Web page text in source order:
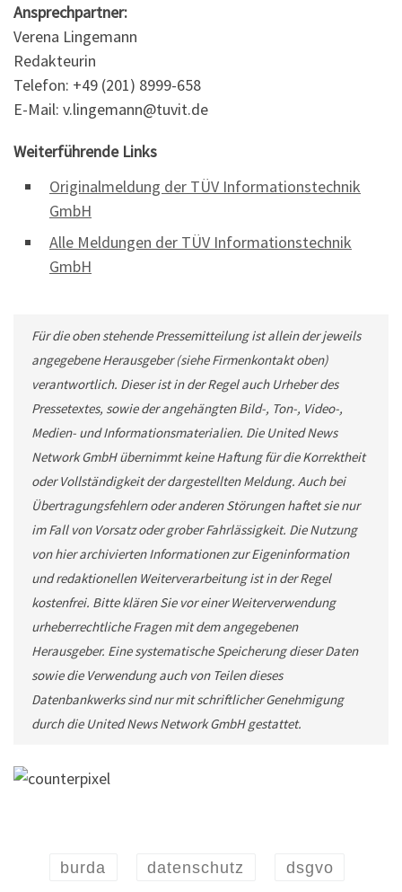
Ansprechpartner:
Verena Lingemann
Redakteurin
Telefon: +49 (201) 8999-658
E-Mail: v.lingemann@tuvit.de
Weiterführende Links
Originalmeldung der TÜV Informationstechnik
GmbH
Alle Meldungen der TÜV Informationstechnik
GmbH
Für die oben stehende Pressemitteilung ist allein der jeweils
angegebene Herausgeber (siehe Firmenkontakt oben)
verantwortlich. Dieser ist in der Regel auch Urheber des
Pressetextes, sowie der angehängten Bild-, Ton-, Video-,
Medien- und Informationsmaterialien. Die United News
Network GmbH übernimmt keine Haftung für die Korrektheit
oder Vollständigkeit der dargestellten Meldung. Auch bei
Übertragungsfehlern oder anderen Störungen haftet sie nur
im Fall von Vorsatz oder grober Fahrlässigkeit. Die Nutzung
von hier archivierten Informationen zur Eigeninformation
und redaktionellen Weiterverarbeitung ist in der Regel
kostenfrei. Bitte klären Sie vor einer Weiterverwendung
urheberrechtliche Fragen mit dem angegebenen
Herausgeber. Eine systematische Speicherung dieser Daten
sowie die Verwendung auch von Teilen dieses
Datenbankwerks sind nur mit schriftlicher Genehmigung
durch die United News Network GmbH gestattet.
burda datenschutz dsgvo